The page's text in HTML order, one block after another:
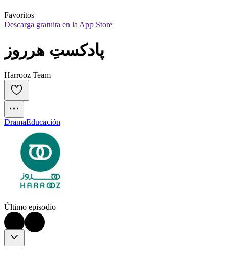
Favoritos
Descarga gratuita en la App Store
پادکستِ هرروز
Harrooz Team
DramaEducación
Último episodio